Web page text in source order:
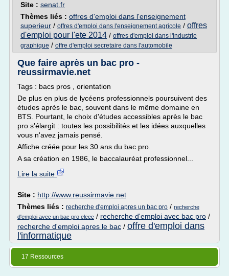
Site : senat.fr
Thèmes liés : offres d'emploi dans l'enseignement
superieur / offres d'emploi dans l'enseignement agricole / offres
d'emploi pour l'ete 2014 / offres d'emploi dans l'industrie
graphique / offre d'emploi secretaire dans l'automobile
Que faire après un bac pro -
reussirmavie.net
Tags : bacs pros , orientation
De plus en plus de lycéens professionnels poursuivent des
études après le bac, souvent dans le même domaine en
BTS. Pourtant, le choix d'études accessibles après le bac
pro s'élargit : toutes les possibilités et les idées auxquelles
vous n'avez jamais pensé.
Affiche créée pour les 30 ans du bac pro.
A sa création en 1986, le baccalauréat professionnel...
Lire la suite
Site : http://www.reussirmavie.net
Thèmes liés : recherche d'emploi apres un bac pro / recherche
d'emploi avec un bac pro eleec / recherche d'emploi avec bac pro /
recherche d'emploi apres le bac / offre d'emploi dans
l'informatique
17 Ressources